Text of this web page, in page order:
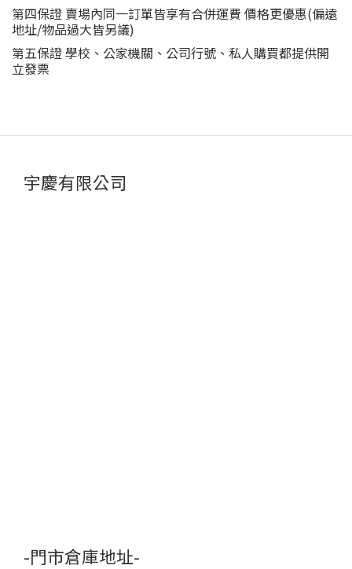
第四保證 賣場內同一訂單皆享有合併運費 價格更優惠(偏遠
地址/物品過大皆另議)
第五保證 學校、公家機關、公司行號、私人購買都提供開
立發票
宇慶有限公司
-門市倉庫地址-